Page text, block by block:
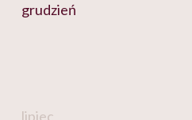
grudzień
lipiec